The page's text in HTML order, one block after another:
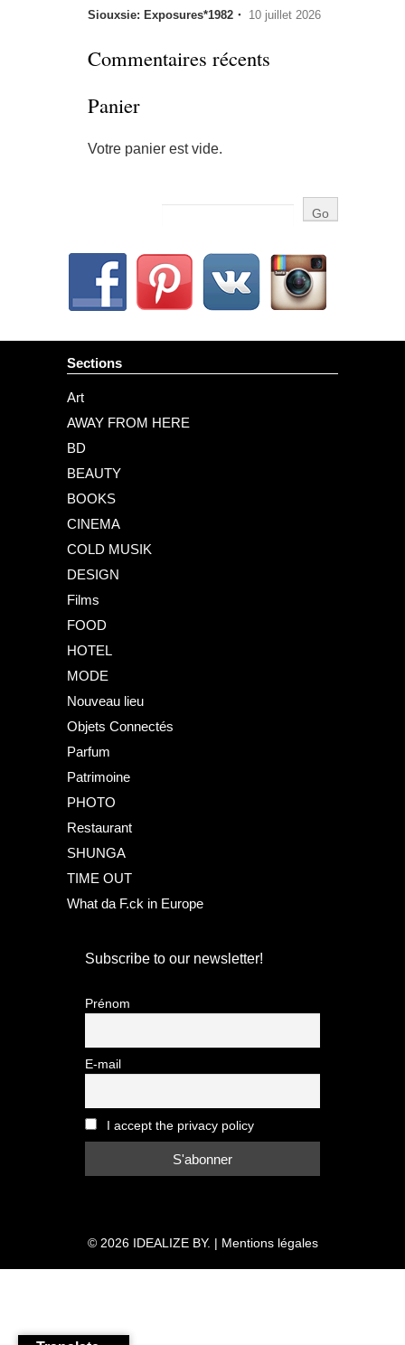
Siouxsie: Exposures*1982・ 10 juillet 2026
Commentaires récents
Panier
Votre panier est vide.
Sections
Art
AWAY FROM HERE
BD
BEAUTY
BOOKS
CINEMA
COLD MUSIK
DESIGN
Films
FOOD
HOTEL
MODE
Nouveau lieu
Objets Connectés
Parfum
Patrimoine
PHOTO
Restaurant
SHUNGA
TIME OUT
What da F.ck in Europe
Subscribe to our newsletter!
Prénom
E-mail
I accept the privacy policy
© 2026 IDEALIZE BY. | Mentions légales